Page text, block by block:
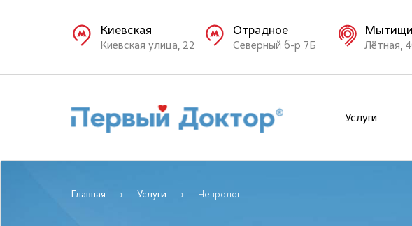
Киевская
Киевская улица, 22
Отрадное
Северный б-р 7Б
Мытищи
Лётная,
Услуги
Главная Услуги Невролог